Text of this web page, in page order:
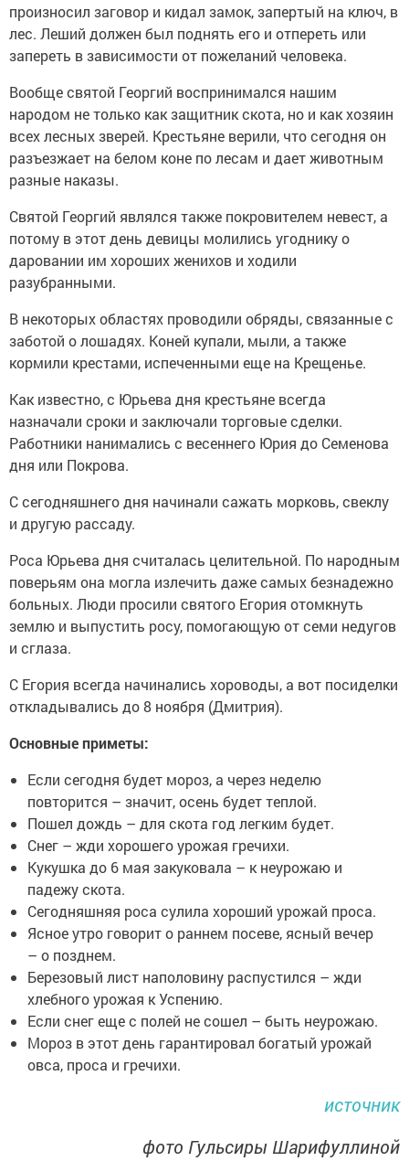
произносил заговор и кидал замок, запертый на ключ, в
лес. Леший должен был поднять его и отпереть или
запереть в зависимости от пожеланий человека.
Вообще святой Георгий воспринимался нашим
народом не только как защитник скота, но и как хозяин
всех лесных зверей. Крестьяне верили, что сегодня он
разъезжает на белом коне по лесам и дает животным
разные наказы.
Святой Георгий являлся также покровителем невест, а
потому в этот день девицы молились угоднику о
даровании им хороших женихов и ходили
разубранными.
В некоторых областях проводили обряды, связанные с
заботой о лошадях. Коней купали, мыли, а также
кормили крестами, испеченными еще на Крещенье.
Как известно, с Юрьева дня крестьяне всегда
назначали сроки и заключали торговые сделки.
Работники нанимались с весеннего Юрия до Семенова
дня или Покрова.
С сегодняшнего дня начинали сажать морковь, свеклу
и другую рассаду.
Роса Юрьева дня считалась целительной. По народным
поверьям она могла излечить даже самых безнадежно
больных. Люди просили святого Егория отомкнуть
землю и выпустить росу, помогающую от семи недугов
и сглаза.
С Егория всегда начинались хороводы, а вот посиделки
откладывались до 8 ноября (Дмитрия).
Основные приметы:
Если сегодня будет мороз, а через неделю
повторится – значит, осень будет теплой.
Пошел дождь – для скота год легким будет.
Снег – жди хорошего урожая гречихи.
Кукушка до 6 мая закуковала – к неурожаю и
падежу скота.
Сегодняшняя роса сулила хороший урожай проса.
Ясное утро говорит о раннем посеве, ясный вечер
– о позднем.
Березовый лист наполовину распустился – жди
хлебного урожая к Успению.
Если снег еще с полей не сошел – быть неурожаю.
Мороз в этот день гарантировал богатый урожай
овса, проса и гречихи.
источник
фото Гульсиры Шарифуллиной